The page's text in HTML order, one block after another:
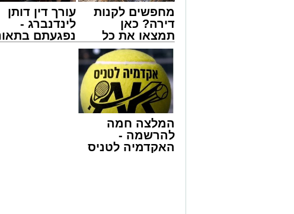
רבים ונוסעים אחרים שהיו על האוטובוס לקו
לחוות רגעים של חרדה עמוקה בעיצומה של
בעקבות פניות דחופות ודיווחים שהעבירו
כוחות משטרה הוזעקו לזירה ועצרו את
באירוע ולתחקר את המעורבים.
מעוניינים להגיב? לדווח ? צרו איתנו קשר במייל -
מחפשים לקנות
דירה? כאן
תמצאו את כל
הדירות החדשות
למכירה באשדוד
>>>
עורך דין דותן
לינדנברג -
נפגעתם
המלצה חמה
להרשמה -
האקדמיה לטניס